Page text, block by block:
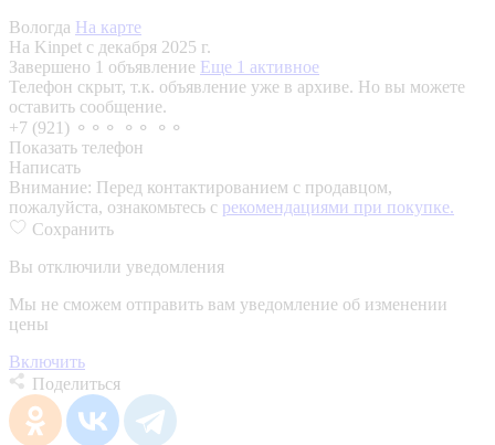
Вологда На карте
На Kinpet c декабря 2025 г.
Завершено 1 объявление Еще 1 активное
Телефон скрыт, т.к. объявление уже в архиве. Но вы можете
оставить сообщение.
+7 (921) ⚬⚬⚬ ⚬⚬ ⚬⚬
Показать телефон
Написать
Внимание: Перед контактированием с продавцом,
пожалуйста, ознакомьтесь с рекомендациями при покупке.
Сохранить
Вы отключили уведомления
Мы не сможем отправить вам уведомление об изменении
цены
Включить
Поделиться